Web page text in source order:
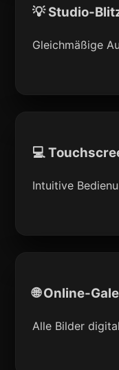
💡 Studio-
Gleichmäßige
💻
Intuitive
🌐 Online-
Alle Bilder